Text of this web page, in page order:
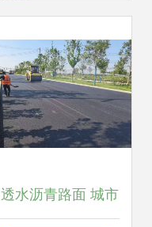
透水沥青路面 城市